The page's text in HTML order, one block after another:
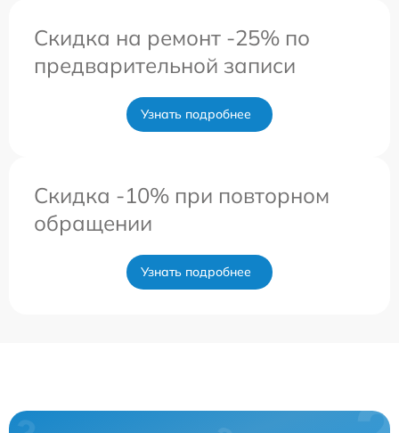
Скидка на ремонт -25% по
предварительной записи
Узнать подробнее
Скидка -10% при повторном
обращении
Узнать подробнее